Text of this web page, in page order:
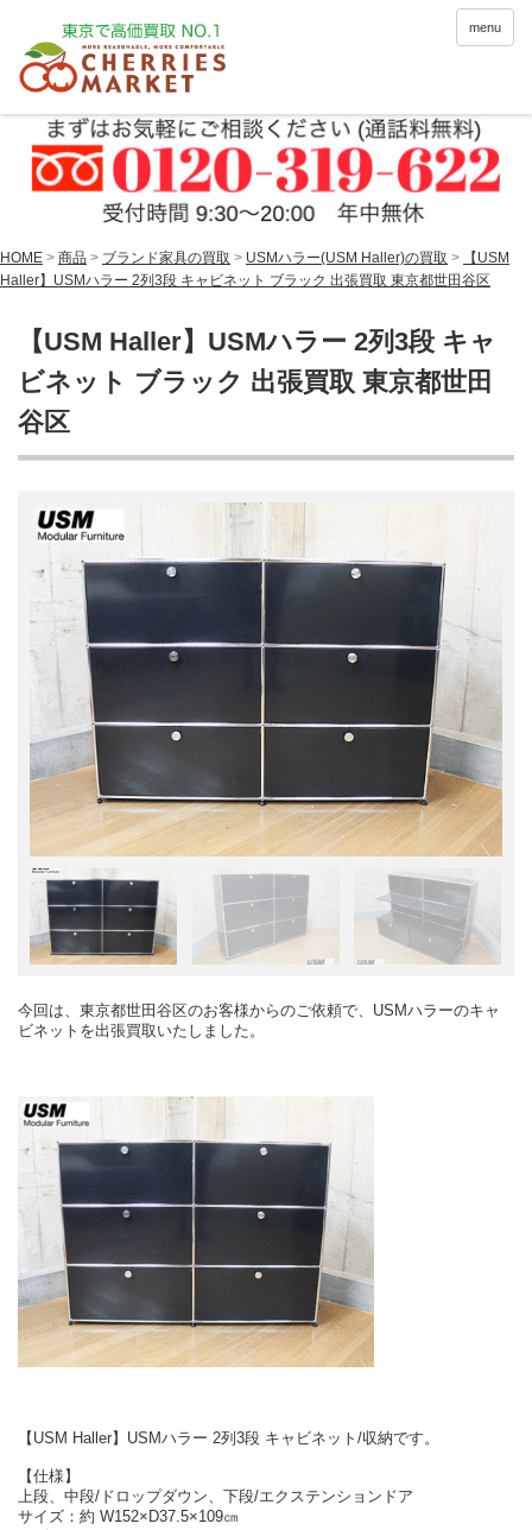
menu
HOME > 商品 > ブランド家具の買取 > USMハラー(USM Haller)の買取 >
【USM
Haller】USMハラー 2列3段 キャビネット ブラック 出張買取 東京都世田谷区
【USM Haller】USMハラー 2列3段 キャ
ビネット ブラック 出張買取 東京都世田
谷区
今回は、東京都世田谷区のお客様からのご依頼で、USMハラーのキャ
ビネットを出張買取いたしました。
【USM Haller】USMハラー 2列3段 キャビネット/収納です。
【仕様】
上段、中段/ドロップダウン、下段/エクステンションドア
サイズ：約 W152×D37.5×109㎝